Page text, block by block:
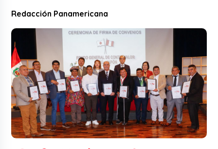
Redacción Panamericana